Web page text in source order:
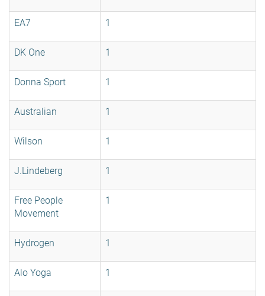
EA7 1
DK One 1
Donna Sport 1
Australian 1
Wilson 1
J.Lindeberg 1
Free People
Movement
1
Hydrogen 1
Alo Yoga 1